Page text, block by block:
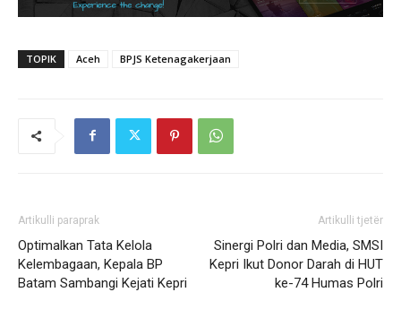
TOPIK Aceh BPJS Ketenagakerjaan
Artikulli paraprak
Optimalkan Tata Kelola
Kelembagaan, Kepala BP
Batam Sambangi Kejati Kepri
Artikulli tjetër
Sinergi Polri dan Media, SMSI
Kepri Ikut Donor Darah di HUT
ke-74 Humas Polri